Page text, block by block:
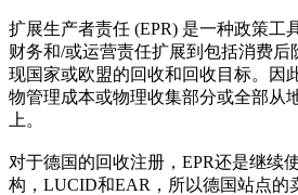
扩展生产者责任 (EPR) 是一种政策工
财务和/或运营责任扩展到包括消费后
现国家或欧盟的回收和回收目标。因
物管理成本或物理收集部分或全部从
上。
对于德国的回收注册，EPR还是继续
构，LUCID和EAR，所以德国站点的